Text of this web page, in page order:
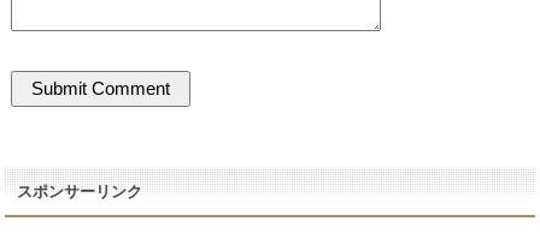
スポンサーリンク